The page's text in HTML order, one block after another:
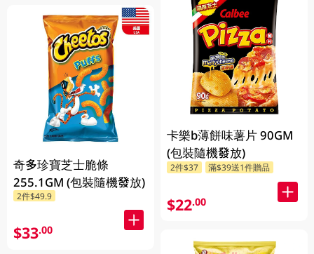
奇多珍寶芝士脆條
255.1GM (包裝隨機發放)
2件$49.9
$33.00
卡樂b薄餅味薯片 90GM
(包裝隨機發放)
2件$37 滿$39送1件贈品
$22.00